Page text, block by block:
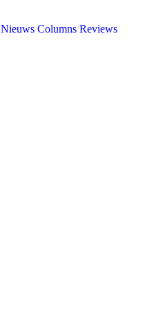
Nieuws Columns Reviews